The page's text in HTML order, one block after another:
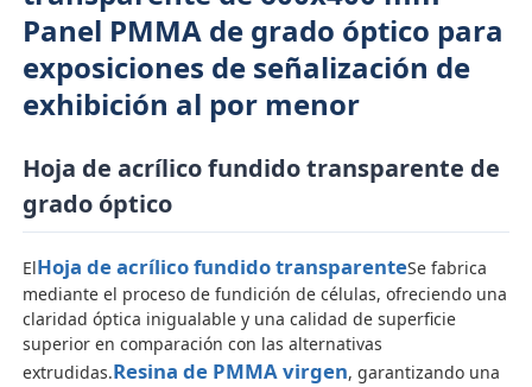
Productos
Sobre nosotros
Visita a la fábrica
Control de Calidad
Contacto
noticias
Panel PMMA de grado óptico para
exposiciones de señalización de
exhibición al por menor
Hoja de acrílico fundido transparente de
grado óptico
ElHoja de acrílico fundido transparenteSe fabrica
mediante el proceso de fundición de células, ofreciendo una
claridad óptica inigualable y una calidad de superficie
superior en comparación con las alternativas
extrudidas.Resina de PMMA virgen, garantizando una